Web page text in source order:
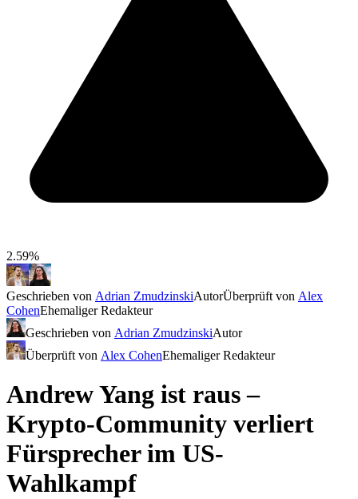
2.59%
Geschrieben von Adrian ZmudzinskiAutorÜberprüft von Alex
CohenEhemaliger Redakteur
Geschrieben von Adrian ZmudzinskiAutor
Überprüft von Alex CohenEhemaliger Redakteur
Andrew Yang ist raus –
Krypto-Community verliert
Fürsprecher im US-
Wahlkampf